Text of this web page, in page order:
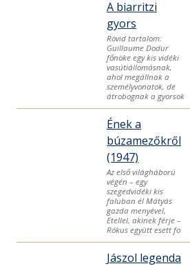
A biarritzi
gyors
Rövid tartalom:
Guillaume Dodur
főnöke egy kis vidéki
vasútiállomásnak,
ahol megállnak a
személyvonatok, de
átrobognak a gyorsok
Ének a
búzamezőkről
(1947)
Az első világháború
végén – egy
szegedvidéki kis
faluban él Mátyás
gazda menyével,
Etellel, akinek férje –
Rókus együtt esett fo
Jászol legenda